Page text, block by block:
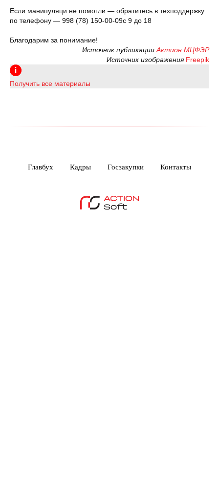
Если манипуляци не помогли — обратитесь в техподдержку
по телефону — 998 (78) 150-00-09с 9 до 18
Благодарим за понимание!
Источник публикации Актион МЦФЭР
Источник изображения Freepik
Получить все материалы
Главбух Кадры Госзакупки Контакты